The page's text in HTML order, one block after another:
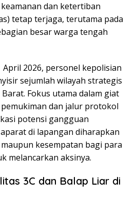
dan ketertiban
tetap terjaga, terutama pada
besar warga tengah
April 2026, personel kepolisian
sejumlah wilayah strategis
Fokus utama dalam giat
dan jalur protokol
potensi gangguan
di lapangan diharapkan
kesempatan bagi para
melancarkan aksinya.
3C dan Balap Liar di